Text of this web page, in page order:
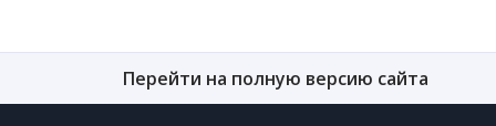
Перейти на полную версию сайта